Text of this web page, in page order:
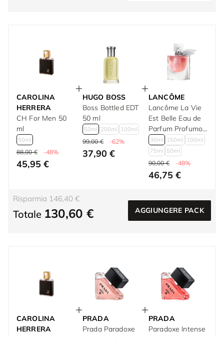
CAROLINA
HERRERA
CH For Men 50
ml
50ml
88,00 € -48%
45,95 €
HUGO BOSS
Boss Bottled EDT
50 ml
50ml 200ml 100ml
99,00 € -62%
37,90 €
LANCÔME
Lancôme La Vie
Est Belle Eau de
Parfum Profumo
Donna 30 ml
30ml 150ml
100ml
75ml 50ml
90,00 € -48%
46,75 €
Risparmia 146,40 €
Totale 130,60 € AGGIUNGERE PACK
CAROLINA
HERRERA
PRADA
Prada Paradoxe
PRADA
Paradoxe Intense